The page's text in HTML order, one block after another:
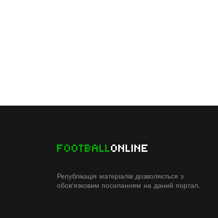
FOOTBALLONLINE
Републікація матеріалів дозволяється з
обов'язковим посиланням на даний портал.